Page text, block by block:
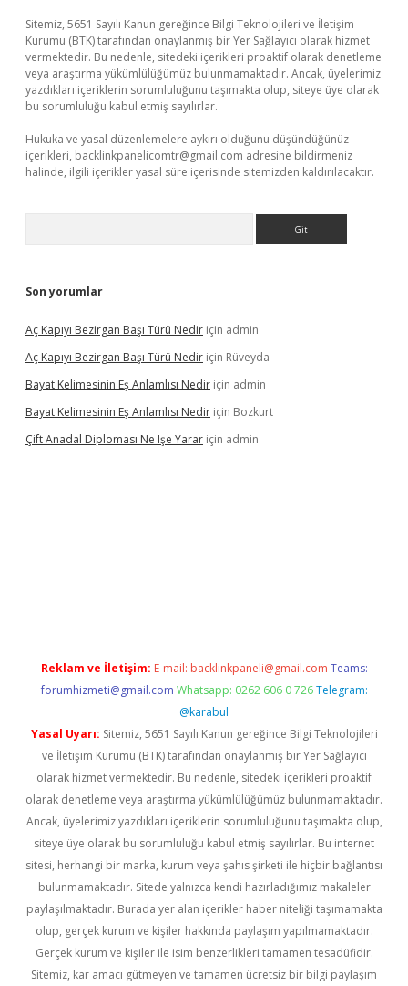
Sitemiz, 5651 Sayılı Kanun gereğince Bilgi Teknolojileri ve İletişim
Kurumu (BTK) tarafından onaylanmış bir Yer Sağlayıcı olarak hizmet
vermektedir. Bu nedenle, sitedeki içerikleri proaktif olarak denetleme
veya araştırma yükümlülüğümüz bulunmamaktadır. Ancak, üyelerimiz
yazdıkları içeriklerin sorumluluğunu taşımakta olup, siteye üye olarak
bu sorumluluğu kabul etmiş sayılırlar.
Hukuka ve yasal düzenlemelere aykırı olduğunu düşündüğünüz
içerikleri, backlinkpanelicomtr@gmail.com adresine bildirmeniz
halinde, ilgili içerikler yasal süre içerisinde sitemizden kaldırılacaktır.
Son yorumlar
Aç Kapıyı Bezirgan Başı Türü Nedir için admin
Aç Kapıyı Bezirgan Başı Türü Nedir için Rüveyda
Bayat Kelimesinin Eş Anlamlısı Nedir için admin
Bayat Kelimesinin Eş Anlamlısı Nedir için Bozkurt
Çift Anadal Diploması Ne Işe Yarar için admin
Reklam ve İletişim: E-mail: backlinkpaneli@gmail.com Teams:
forumhizmeti@gmail.com Whatsapp: 0262 606 0 726 Telegram:
@karabul
Yasal Uyarı: Sitemiz, 5651 Sayılı Kanun gereğince Bilgi Teknolojileri
ve İletişim Kurumu (BTK) tarafından onaylanmış bir Yer Sağlayıcı
olarak hizmet vermektedir. Bu nedenle, sitedeki içerikleri proaktif
olarak denetleme veya araştırma yükümlülüğümüz bulunmamaktadır.
Ancak, üyelerimiz yazdıkları içeriklerin sorumluluğunu taşımakta olup,
siteye üye olarak bu sorumluluğu kabul etmiş sayılırlar. Bu internet
sitesi, herhangi bir marka, kurum veya şahıs şirketi ile hiçbir bağlantısı
bulunmamaktadır. Sitede yalnızca kendi hazırladığımız makaleler
paylaşılmaktadır. Burada yer alan içerikler haber niteliği taşımamakta
olup, gerçek kurum ve kişiler hakkında paylaşım yapılmamaktadır.
Gerçek kurum ve kişiler ile isim benzerlikleri tamamen tesadüfidir.
Sitemiz, kar amacı gütmeyen ve tamamen ücretsiz bir bilgi paylaşım